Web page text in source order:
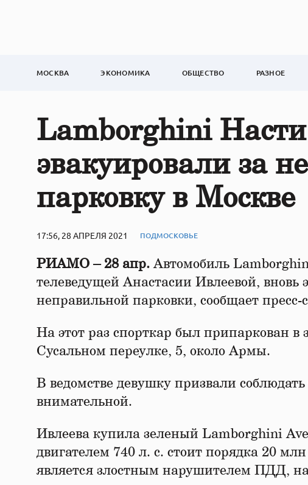
МОСКВА ЭКОНОМИКА ОБЩЕСТВО РАЗНОЕ
Lamborghini
эвакуировали за
парковку в Москве
17:56, 28 АПРЕЛЯ 2021 ПОДМОСКОВЬЕ
РИАМО – 28 апр. Автомобиль
телеведущей Анастасии Ивлеевой, вновь
неправильной парковки, сообщает
На этот раз спорткар был припаркован
Сусальном переулке, 5, около Армы.
В ведомстве девушку призвали
внимательной.
Ивлеева купила зеленый Lamborghini
двигателем 740 л. с. стоит порядка 20
является злостным нарушителем ПДД,